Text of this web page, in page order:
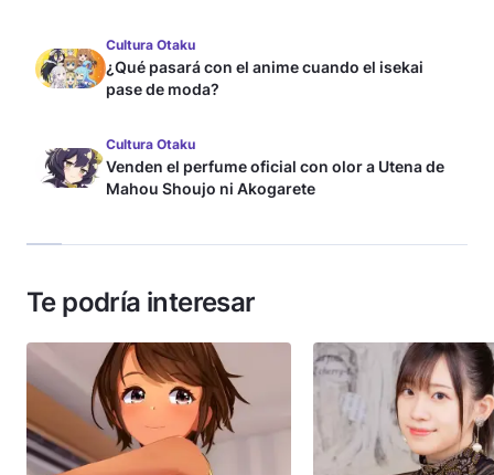
Cultura Otaku
¿Qué pasará con el anime cuando el isekai
pase de moda?
Cultura Otaku
Venden el perfume oficial con olor a Utena de
Mahou Shoujo ni Akogarete
Te podría interesar